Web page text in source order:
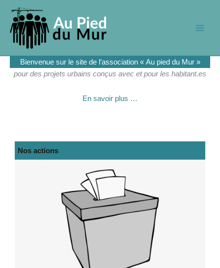
contenu
Bienvenue sur le site de l’association « Au pied du Mur »
pour des projets urbains conçus avec et pour les habitant.es
En savoir plus …
Nos actions